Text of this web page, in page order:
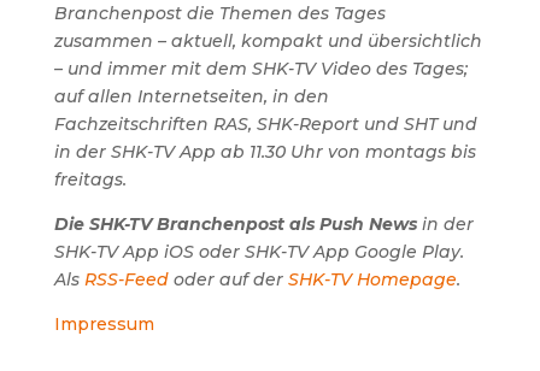
Branchenpost die Themen des Tages
zusammen – aktuell, kompakt und übersichtlich
– und immer mit dem SHK-TV Video des Tages;
auf allen Internetseiten, in den
Fachzeitschriften RAS, SHK-Report und SHT und
in der SHK-TV App ab 11.30 Uhr von montags bis
freitags.
Die SHK-TV Branchenpost als Push Newsin der
SHK-TV App iOS oder SHK-TV App Google Play.
Als RSS-Feedoder auf der SHK-TV Homepage.
Impressum